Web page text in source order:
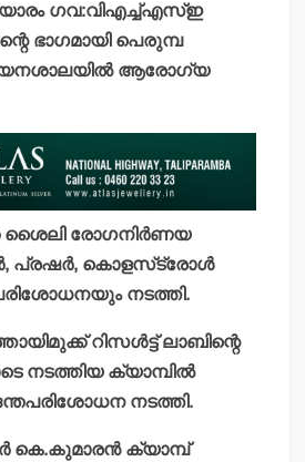
ഗവ:വിഎച്ച്എസ്ഇ
ഭാഗമായി പെരുമ്പ
ആരോഗ്യ
ശൈലി രോഗനിര്‍ണയ
പ്രഷര്‍, കൊളസ്‌ട്രോള്‍
നടത്തി.
റിസള്‍ട്ട് ലാബിന്റെ
ക്യാമ്പില്‍
നടത്തി.
കെ.കുമാരന്‍ ക്യാമ്പ്